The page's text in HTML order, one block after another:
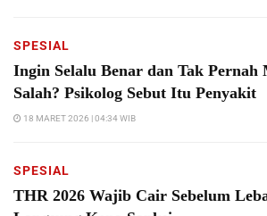
SPESIAL
Ingin Selalu Benar dan Tak Pernah
Salah? Psikolog Sebut Itu Penyakit
18 MARET 2026 | 04:34 WIB
SPESIAL
THR 2026 Wajib Cair Sebelum